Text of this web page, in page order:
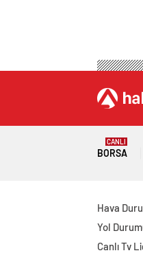
BORSA
CANLI
Hava
Yol
Canlı Tv